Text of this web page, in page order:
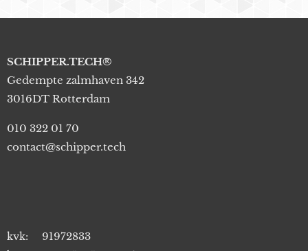
SCHIPPER.TECH®
Gedempte zalmhaven 342
3016DT Rotterdam
010 322 01 70
contact@schipper.tech
kvk: 91972833